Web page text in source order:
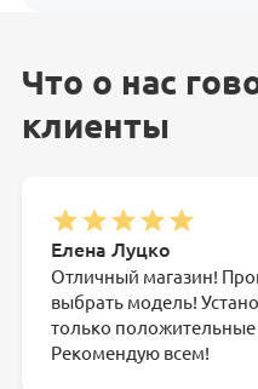
Что о нас
клиенты
Елена Луцко
Отличный магазин!
выбрать модель!
только положительные
Рекомендую всем!